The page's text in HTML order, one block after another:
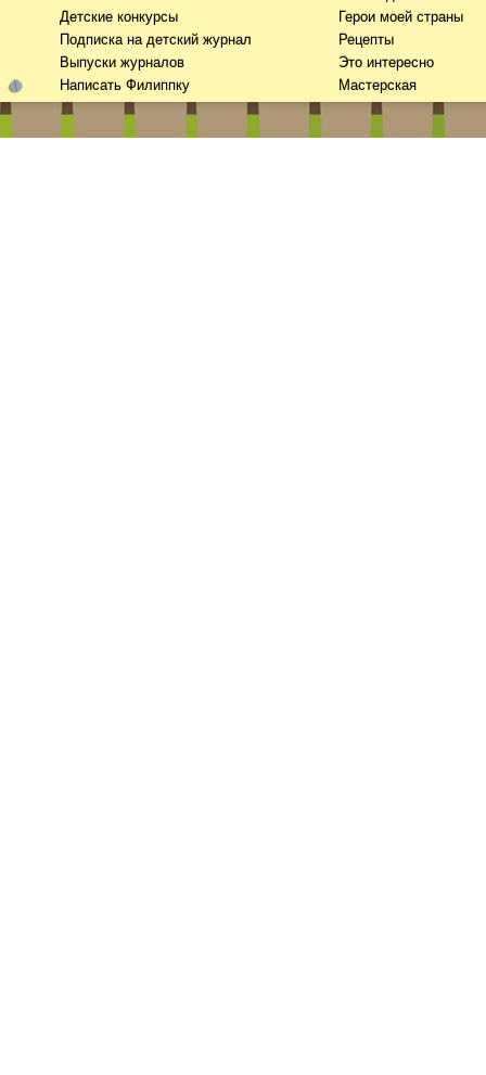
Детские конкурсы
Подписка на детский журнал
Выпуски журналов
Написать Филиппку
Герои моей страны
Рецепты
Это интересно
Мастерская